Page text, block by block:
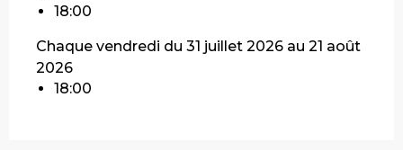
18:00
Chaque vendredi du 31 juillet 2026 au 21 août
2026
18:00